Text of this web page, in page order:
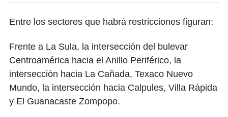
Entre los sectores que habrá restricciones figuran:
Frente a La Sula, la intersección del bulevar
Centroamérica hacia el Anillo Periférico, la
intersección hacia La Cañada, Texaco Nuevo
Mundo, la intersección hacia Calpules, Villa Rápida
y El Guanacaste Zompopo.